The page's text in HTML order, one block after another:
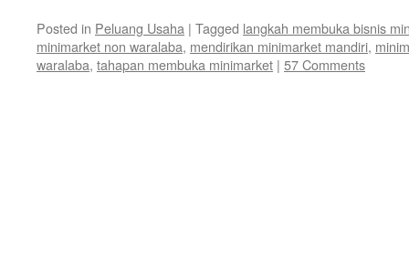
Posted in Peluang Usaha | Tagged langkah membuka bisnis
minimarket non waralaba, mendirikan minimarket mandiri,
waralaba, tahapan membuka minimarket | 57 Comments